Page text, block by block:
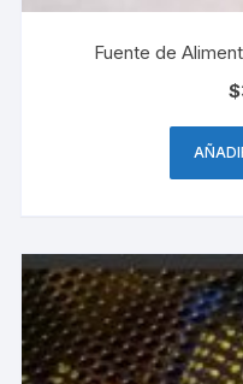
Fuente de
$